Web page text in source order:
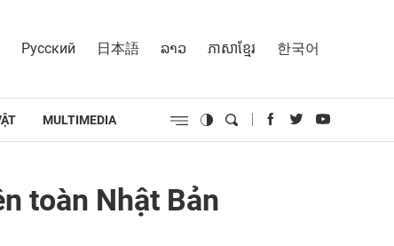
Русский 日本語 ລາວ ភាសាខ្មែរ 한국어
MULTIMEDIA
toàn Nhật Bản